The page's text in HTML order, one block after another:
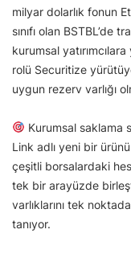
milyar dolarlık fonun
sınıfı olan BSTBL’de
kurumsal
rolü Securitize
uygun rezerv varlığı
Kurumsal saklama
Link adlı yeni bir
çeşitli borsalardaki
tek bir arayüzde
varlıklarını tek
tanıyor.